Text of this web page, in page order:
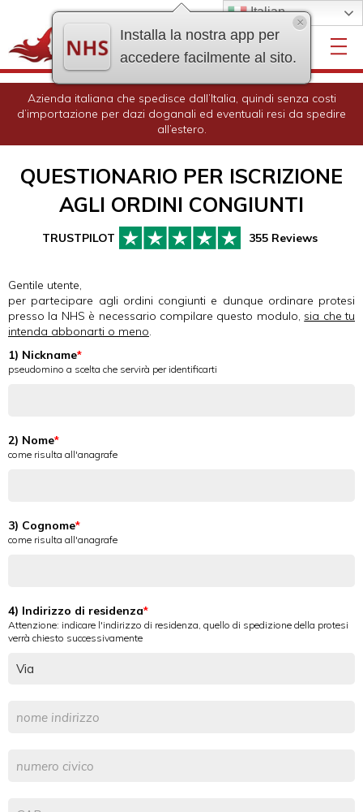
Italian
Azienda italiana che spedisce dall’Italia, quindi senza costi
d’importazione per dazi doganali ed eventuali resi da spedire
all’estero.
QUESTIONARIO PER ISCRIZIONE
AGLI ORDINI CONGIUNTI
355 Reviews
Gentile utente,
per partecipare agli ordini congiunti e dunque ordinare protesi
presso la NHS è necessario compilare questo modulo, sia che tu
intenda abbonarti o meno.
1) Nickname
pseudomino a scelta che servirà per identificarti
2) Nome
come risulta all'anagrafe
3) Cognome
come risulta all'anagrafe
4) Indirizzo di residenza
Attenzione: indicare l'indirizzo di residenza, quello di spedizione della protesi
verrà chiesto successivamente
Installa la nostra app per
accedere facilmente al sito.
×